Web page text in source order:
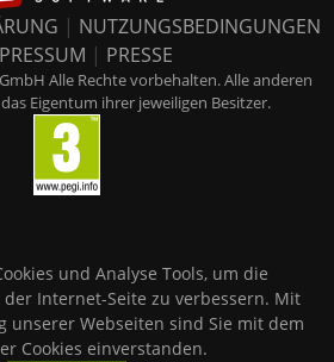
| NUTZUNGSBEDINGUNGEN
| PRESSE
Alle Rechte vorbehalten. Alle anderen
Eigentum ihrer jeweiligen Besitzer.
und Analyse Tools, um die
Internet-Seite zu verbessern. Mit
unserer Webseiten sind Sie mit dem
Cookies einverstanden.